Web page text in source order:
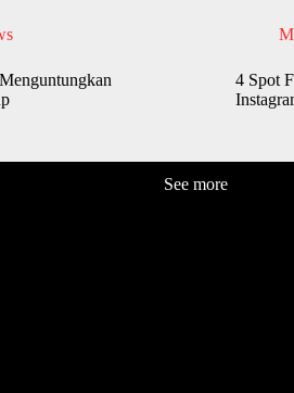
4 Spot
See more